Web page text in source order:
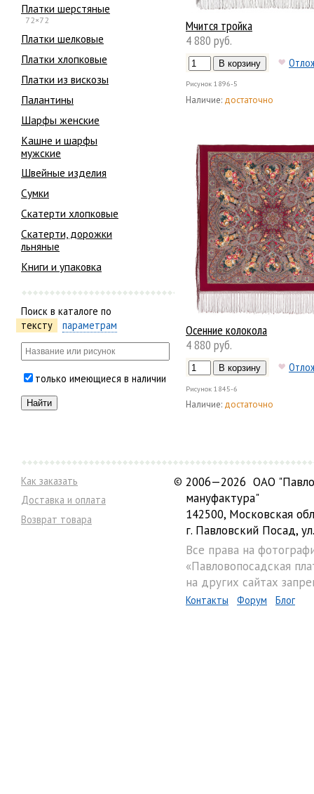
Платки шерстяные
72×72
Платки шелковые
Платки хлопковые
Платки из вискозы
Палантины
Шарфы женские
Кашне и шарфы
мужские
Швейные изделия
Сумки
Скатерти хлопковые
Скатерти, дорожки
льняные
Книги и упаковка
Поиск в каталоге по
тексту
параметрам
только имеющиеся в наличии
Мчится тройка
4 880 руб.
Рисунок 1896-5
Наличие: достаточно
Осенние колокола
4 880 руб.
Рисунок 1845-6
Наличие: достаточно
Как заказать
Доставка и оплата
Возврат товара
© 2006—2026 ОАО
мануфактура"
142500, Московская
г. Павловский Посад,
Все права на
«Павловопосадская
на других сайтах
Контакты Форум Блог